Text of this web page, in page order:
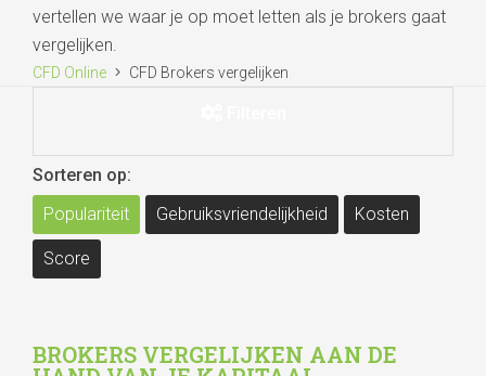
vertellen we waar je op moet letten als je brokers gaat
vergelijken.
CFD Online CFD Brokers vergelijken
Sorteren op:
Populariteit
Gebruiksvriendelijkheid Kosten
Score
BROKERS VERGELIJKEN AAN DE